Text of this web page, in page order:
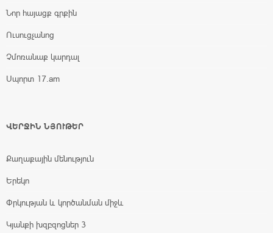
Նոր հայացք գրքին
Ուսուցչանոց
Չմոռանաք կարդալ
Սպորտ 17.am
ՎԵՐՋԻՆ ՆՅՈՒԹԵՐ
Քաղաքային մենություն
Երեկո
Փրկության և կործանման միջև
Կյանքի խզբզոցներ 3